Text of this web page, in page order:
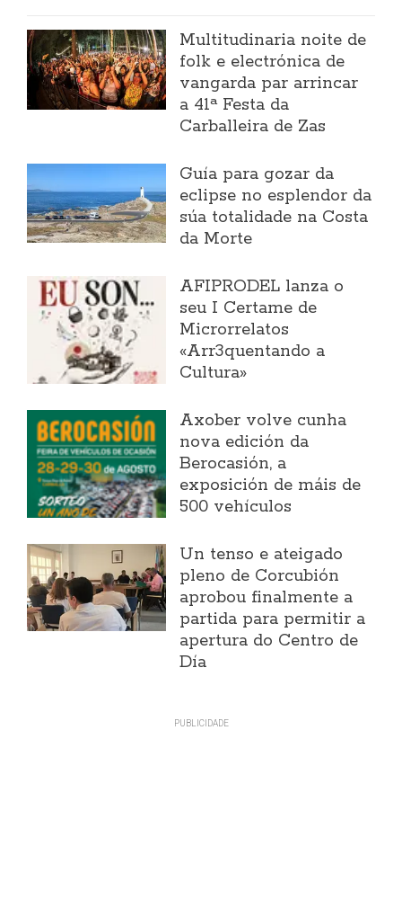
Multitudinaria noite de
folk e electrónica de
vangarda par arrincar
a 41ª Festa da
Carballeira de Zas
Guía para gozar da
eclipse no esplendor da
súa totalidade na Costa
da Morte
AFIPRODEL lanza o
seu I Certame de
Microrrelatos
«Arr3quentando a
Cultura»
Axober volve cunha
nova edición da
Berocasión, a
exposición de máis de
500 vehículos
Un tenso e ateigado
pleno de Corcubión
aprobou finalmente a
partida para permitir a
apertura do Centro de
Día